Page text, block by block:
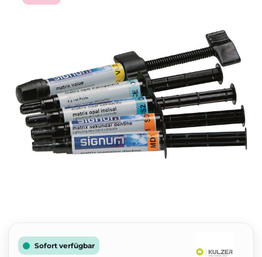
Sofort verfügbar